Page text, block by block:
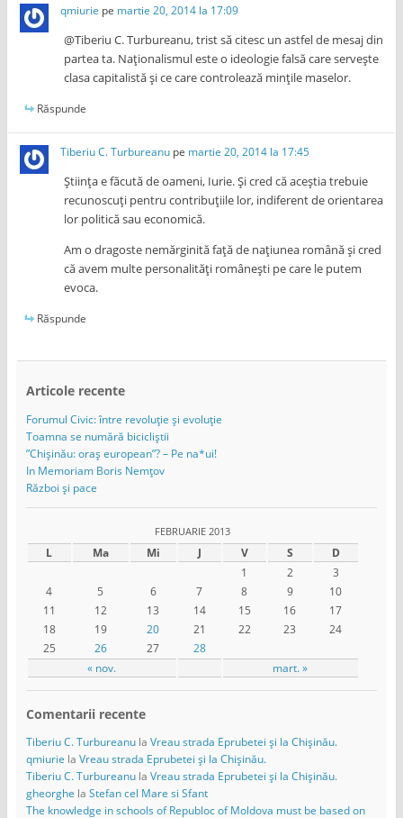
qmiurie pe martie 20, 2014 la 17:09
@Tiberiu C. Turbureanu, trist să citesc un astfel de mesaj din
partea ta. Naționalismul este o ideologie falsă care servește
clasa capitalistă și ce care controlează mințile maselor.
Răspunde
Tiberiu C. Turbureanu pe martie 20, 2014 la 17:45
Știința e făcută de oameni, Iurie. Și cred că aceștia trebuie
recunoscuți pentru contribuțiile lor, indiferent de orientarea
lor politică sau economică.
Am o dragoste nemărginită față de națiunea română și cred
că avem multe personalități românești pe care le putem
evoca.
Răspunde
Articole recente
Forumul Civic: între revoluție și evoluție
Toamna se numără bicicliștii
”Chișinău: oraș european”? – Pe na*ui!
In Memoriam Boris Nemțov
Război și pace
FEBRUARIE 2013
L Ma Mi J V S D
« nov. mart. »
1 2
3
4
5 6 7 8 9
10
11
12 13 14 15 16
17
18
19 20 21 22 23
24
25
26 27 28
Comentarii recente
Tiberiu C. Turbureanula Vreau strada Eprubetei și la Chișinău.
qmiurie la Vreau strada Eprubetei și la Chișinău.
Tiberiu C. Turbureanula Vreau strada Eprubetei și la Chișinău.
gheorghe la Stefan cel Mare si Sfant
The knowledge in schools of Republoc of Moldova must be based on